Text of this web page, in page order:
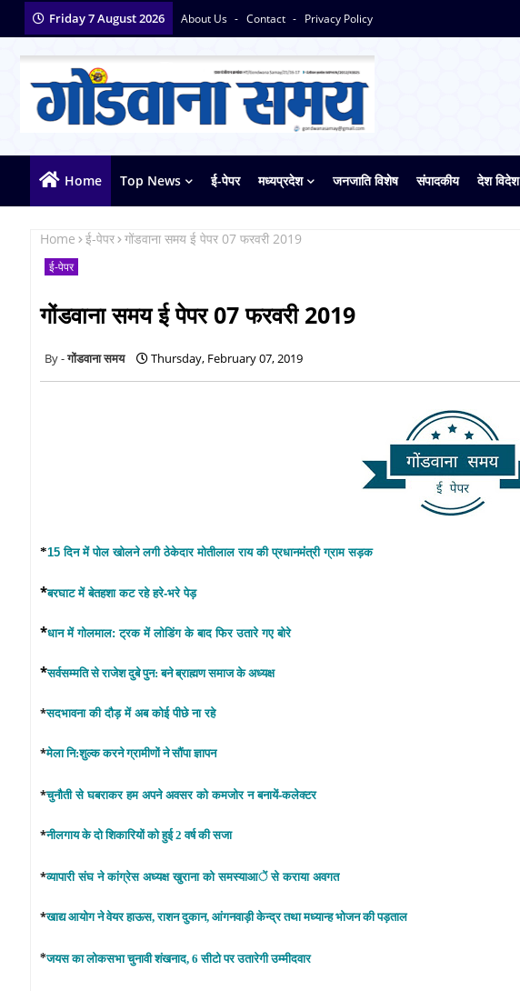
Friday 7 August 2026 About Us Contact Privacy Policy
Home Top News ई-पेपर मध्यप्रदेश जनजाति विशेष संपादकीय देश विदेश
Home ई-पेपर गोंडवाना समय ई पेपर 07 फरवरी 2019
ई-पेपर
गोंडवाना समय ई पेपर 07 फरवरी 2019
गोंडवाना समय Thursday, February 07, 2019
*15दिन में पोल खोलने लगी ठेकेदार मोतीलाल राय की प्रधानमंंत्री ग्राम सड़क
*बरघाट में बेतहशा कट रहे हरे-भरे पेड़
*धान में गोलमाल:ट्रक में लोडिंग के बाद फिर उतारे गए बोरे
*सर्वसम्मति से राजेश दुबे पुन:बने ब्राह्मण समाज के अध्यक्ष
*सदभावना की दौड़ में अब कोई पीछे ना रहे
*मेला नि:शुल्क करने ग्रामीणों ने सौंपा ज्ञापन
*चुनौती से घबराकर हम अपने अवसर को कमजोर न बनायें-कलेक्टर
*नीलगाय के दो शिकारियों को हुई2वर्ष की सजा
*व्यापारी संघ ने कांग्रेस अध्यक्ष खुराना को समस्याआें से कराया अवगत
*खाद्य आयोग ने वेयर हाऊस,राशन दुकान, आंगनवाड़ी केन्द्र तथा मध्यान्ह भोजन की पड़ताल
*जयस का लोकसभा चुनावी शंखनाद, 6सीटो पर उतारेगी उम्मीदवार